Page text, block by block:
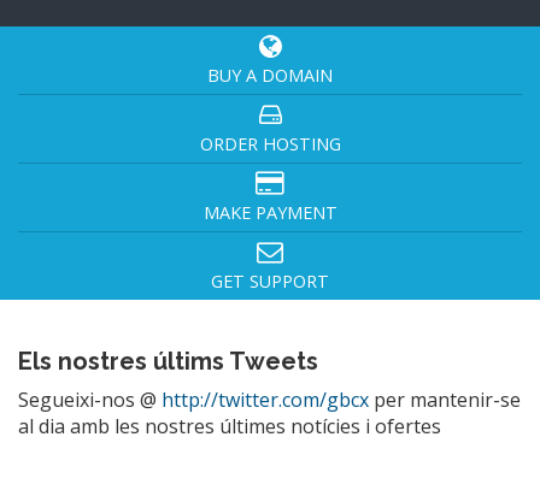
BUY A DOMAIN
ORDER HOSTING
MAKE PAYMENT
GET SUPPORT
Els nostres últims Tweets
Segueixi-nos @ http://twitter.com/gbcx per mantenir-se
al dia amb les nostres últimes notícies i ofertes